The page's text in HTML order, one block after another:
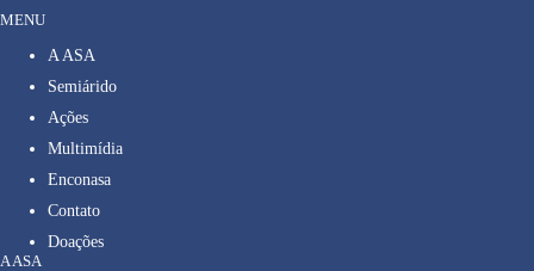
MENU
A ASA
Semiárido
Ações
Multimídia
Enconasa
Contato
Doações
A ASA